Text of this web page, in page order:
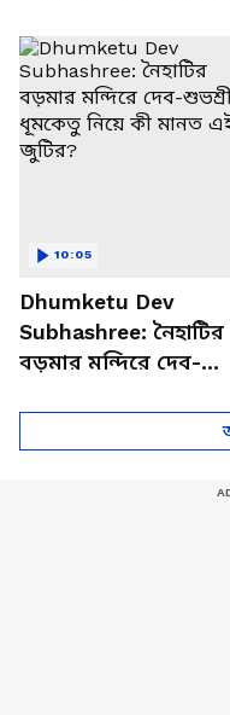
Dhumketu Dev
Subhashree: নৈহাটির
বড়মার মন্দিরে দেব-
10:05